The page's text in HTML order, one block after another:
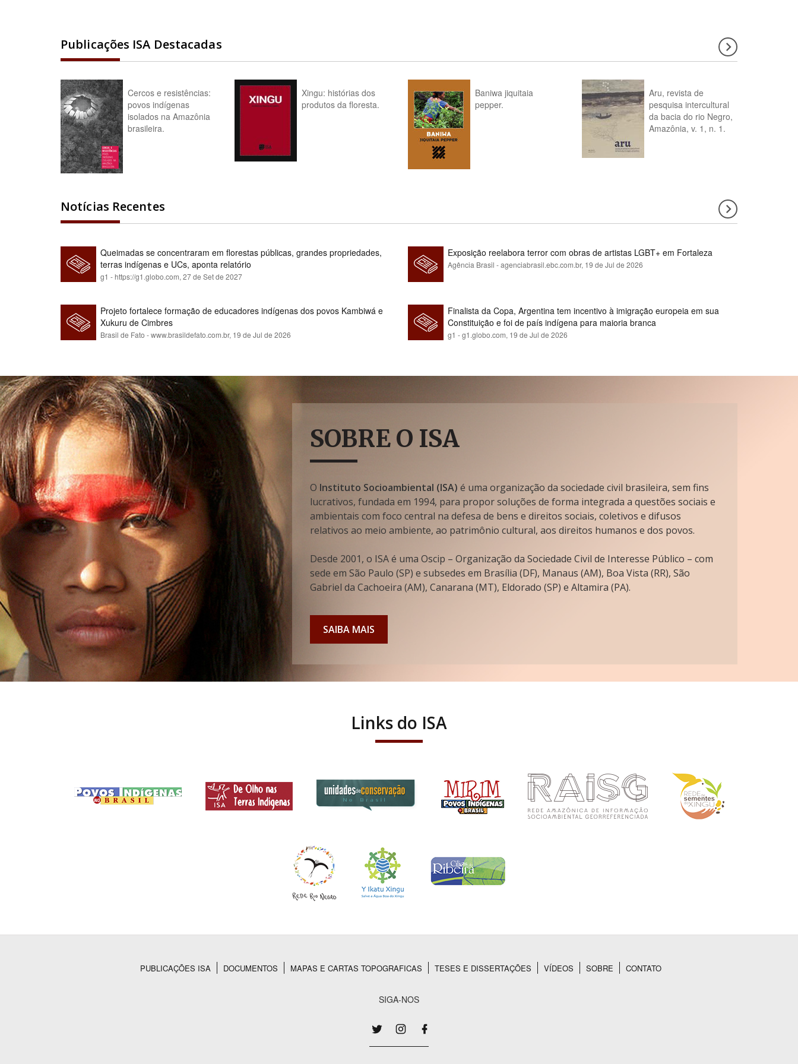
Publicações ISA Destacadas
Cercos e resistências:
povos indígenas
isolados na Amazônia
brasileira.
Xingu: histórias dos
produtos da floresta.
Baniwa jiquitaia
pepper.
Aru, revista de
pesquisa intercultural
da bacia do rio Negro,
Amazônia, v. 1, n. 1.
Notícias Recentes
Queimadas se concentraram em florestas públicas, grandes propriedades,
terras indígenas e UCs, aponta relatório
g1 - https://g1.globo.com, 27 de Set de 2027
Exposição reelabora terror com obras de artistas LGBT+ em Fortaleza
Agência Brasil - agenciabrasil.ebc.com.br, 19 de Jul de 2026
Projeto fortalece formação de educadores indígenas dos povos Kambiwá e
Xukuru de Cimbres
Brasil de Fato - www.brasildefato.com.br, 19 de Jul de 2026
Finalista da Copa, Argentina tem incentivo à imigração europeia em sua
Constituição e foi de país indígena para maioria branca
g1 - g1.globo.com, 19 de Jul de 2026
SOBRE O ISA
O Instituto Socioambiental (ISA) é uma organização da sociedade civil brasileira, sem fins
lucrativos, fundada em 1994, para propor soluções de forma integrada a questões sociais e
ambientais com foco central na defesa de bens e direitos sociais, coletivos e difusos
relativos ao meio ambiente, ao patrimônio cultural, aos direitos humanos e dos povos.
Desde 2001, o ISA é uma Oscip – Organização da Sociedade Civil de Interesse Público – com
sede em São Paulo (SP) e subsedes em Brasília (DF), Manaus (AM), Boa Vista (RR), São
Gabriel da Cachoeira (AM), Canarana (MT), Eldorado (SP) e Altamira (PA).
SAIBA MAIS
Links do ISA
PUBLICAÇÕES ISA DOCUMENTOS MAPAS E CARTAS TOPOGRAFICAS TESES E DISSERTAÇÕES VÍDEOS SOBRE CONTATO
SIGA-NOS